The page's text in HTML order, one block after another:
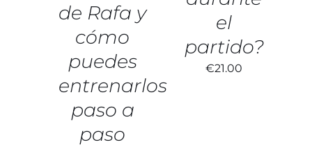
de Rafa y
cómo
puedes
entrenarlos
paso a
paso
el
partido?
€21.00